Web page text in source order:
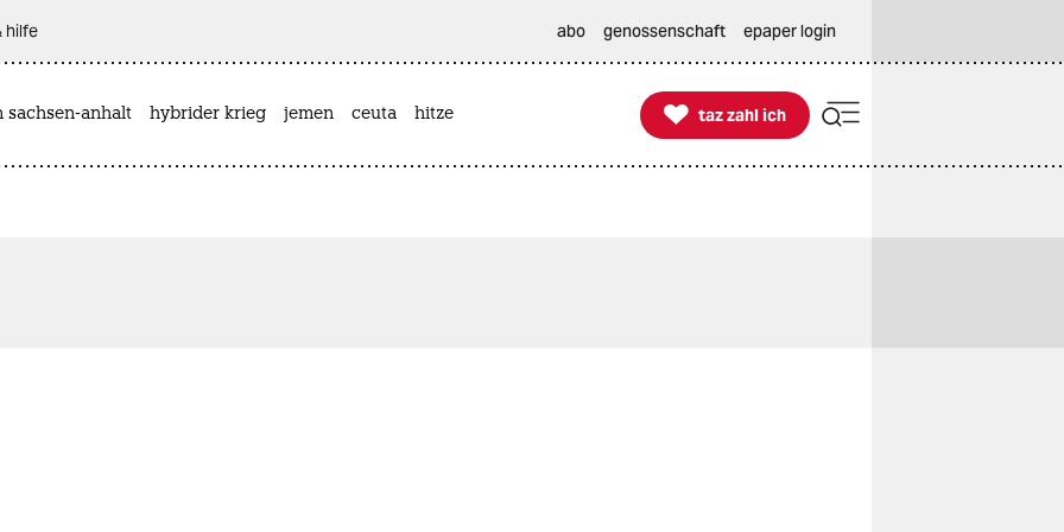
hilfe abo genossenschaft epaper login
sachsen-anhalt hybrider krieg jemen ceuta hitze 
taz zahl ich
taz zahl ich